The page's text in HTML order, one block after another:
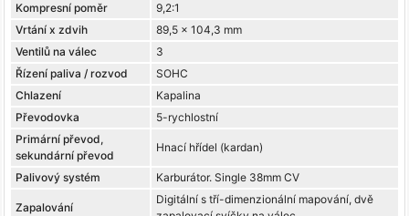
Kompresní poměr
9,2:1
Vrtání x zdvih
89,5 x 104,3 mm
Ventilů na válec
3
Řízení paliva / rozvod
SOHC
Chlazení
Kapalina
Převodovka
5-rychlostní
Primární převod,
sekundární převod
Hnací hřídel (kardan)
Palivový systém Karburátor. Single 38mm CV
Zapalování
Digitální s tří-dimenzionální mapování, dvě